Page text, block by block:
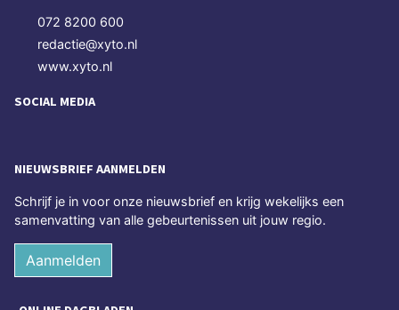
072 8200 600
redactie@xyto.nl
www.xyto.nl
SOCIAL MEDIA
NIEUWSBRIEF AANMELDEN
Schrijf je in voor onze nieuwsbrief en krijg wekelijks een
samenvatting van alle gebeurtenissen uit jouw regio.
Aanmelden